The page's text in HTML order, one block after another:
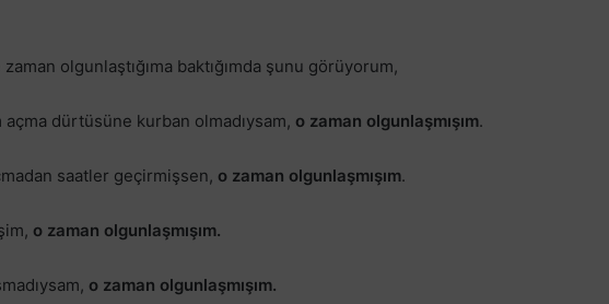
olgunlaştığıma baktığımda şunu görüyorum,
dürtüsüne kurban olmadıysam, o zaman olgunlaşmışım.
saatler geçirmişsen, o zaman olgunlaşmışım.
o zaman olgunlaşmışım.
o zaman olgunlaşmışım.